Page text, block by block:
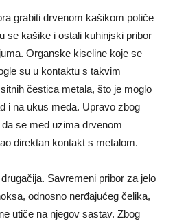
grabiti drvenom kašikom potiče
se kašike i ostali kuhinjski pribor
Organske kiseline koje se
su u kontaktu s takvim
čestica metala, što je moglo
i na ukus meda. Upravo zbog
se med uzima drvenom
direktan kontakt s metalom.
Savremeni pribor za jelo
odnosno nerđajućeg čelika,
utiče na njegov sastav. Zbog